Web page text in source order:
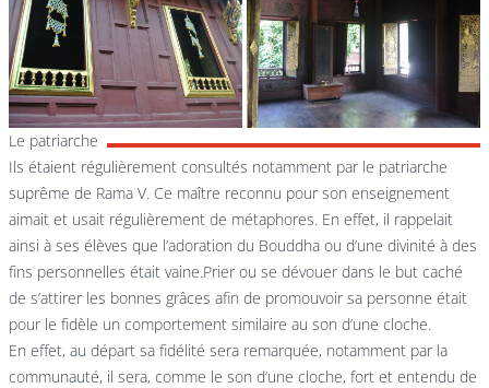
Le patriarche
Ils étaient régulièrement consultés notamment par le patriarche
suprême de Rama V. Ce maître reconnu pour son enseignement
aimait et usait régulièrement de métaphores. En effet, il rappelait
ainsi à ses élèves que l’adoration du Bouddha ou d’une divinité à des
fins personnelles était vaine.Prier ou se dévouer dans le but caché
de s’attirer les bonnes grâces afin de promouvoir sa personne était
pour le fidèle un comportement similaire au son d’une cloche.
En effet, au départ sa fidélité sera remarquée, notamment par la
communauté, il sera, comme le son d’une cloche, fort et entendu de